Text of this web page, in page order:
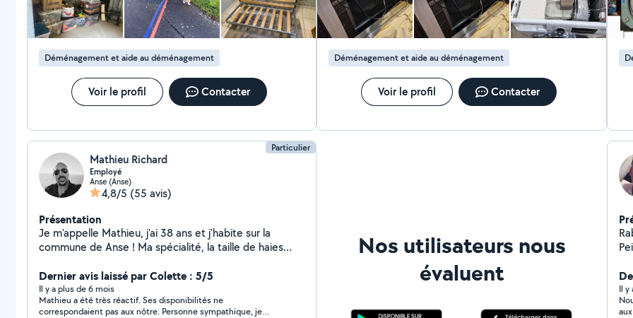
Déménagement et aide au déménagement
Voir le profil Contacter
Déménagement et aide au déménagement
Voir le profil Contacter
Particulier
Mathieu Richard
Employé
Anse (Anse)
4,8/5 (55 avis)
Présentation
Je m'appelle Mathieu, j'ai 38 ans et j'habite sur la
commune de Anse ! Ma spécialité, la taille de haies
du montage des meubles, petit bricolage, etc... Je
viens équipé de mes outils. Je suis rigoureux et sérieux
dans mon travail.
Dernier avis laissé par Colette : 5/5
Il y a plus de 6 mois
Mathieu a été très réactif. Ses disponibilités ne
correspondaient pas aux nôtre. Personne sympathique, je
Nos utilisateurs nous
évaluent
Rabah
Il y